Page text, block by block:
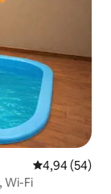
Średnia
4,94 (54)
Wi-Fi